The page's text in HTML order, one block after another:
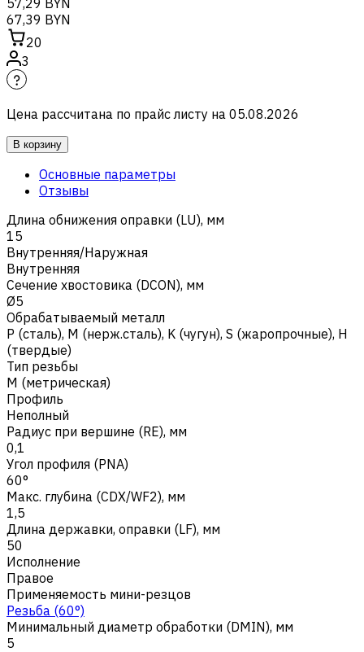
67,39 BYN
20
3
Цена рассчитана по прайс листу на 05.08.2026
В корзину
Основные параметры
Отзывы
Длина обнижения оправки (LU), мм
15
Внутренняя/Наружная
Внутренняя
Сечение хвостовика (DCON), мм
Ø5
Обрабатываемый металл
Р (сталь), M (нерж.сталь), K (чугун), S (жаропрочные), H
(твердые)
Тип резьбы
M (метрическая)
Профиль
Неполный
Радиус при вершине (RE), мм
0,1
Угол профиля (PNA)
60°
Макс. глубина (CDX/WF2), мм
1,5
Длина державки, оправки (LF), мм
50
Исполнение
Правое
Применяемость мини-резцов
Резьба (60°)
Минимальный диаметр обработки (DMIN), мм
5